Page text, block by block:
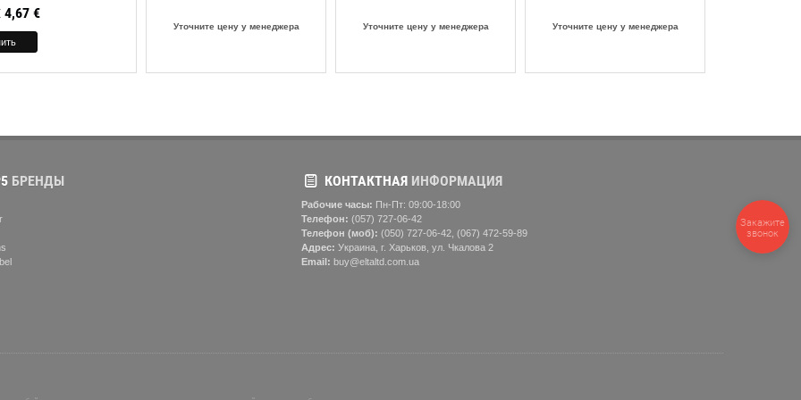
4,67 €
Уточните цену у менеджера Уточните цену у менеджера Уточните цену у менеджера
БРЕНДЫ КОНТАКТНАЯИНФОРМАЦИЯ
Рабочие часы: Пн-Пт: 09:00-18:00
Телефон: (057) ‎727-06-42
Телефон (моб): (050) 727-06-42, (067) 472-59-89
Адрес: Украина, г. Харьков, ул. Чкалова 2
Email: buy@eltaltd.com.ua
Закажите
звонок